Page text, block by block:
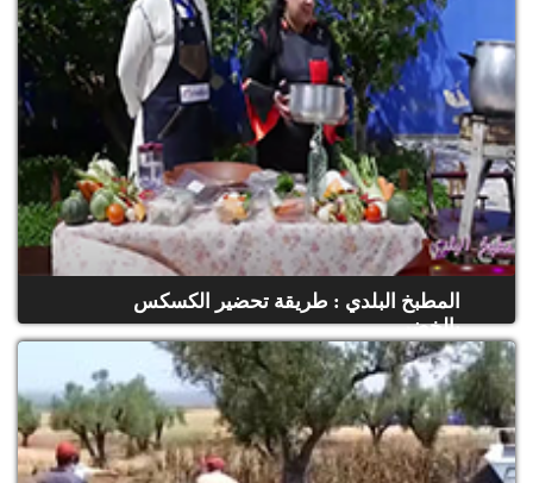
المطبخ البلدي : طريقة تحضير الكسكس
بالخضر
(حلقة كاملة)